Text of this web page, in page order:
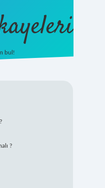
bul!
?